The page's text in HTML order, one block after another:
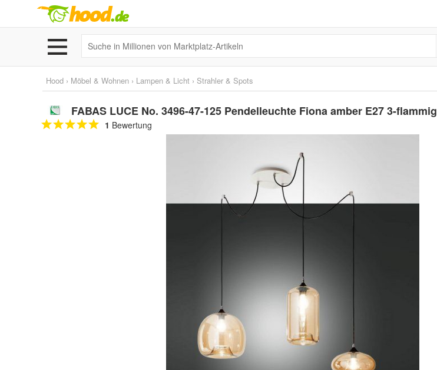
Hood › Möbel & Wohnen › Lampen & Licht › Strahler & Spots
FABAS LUCE No. 3496-47-125 Pendelleuchte Fiona amber E27 3-flammig
1 Bewertung